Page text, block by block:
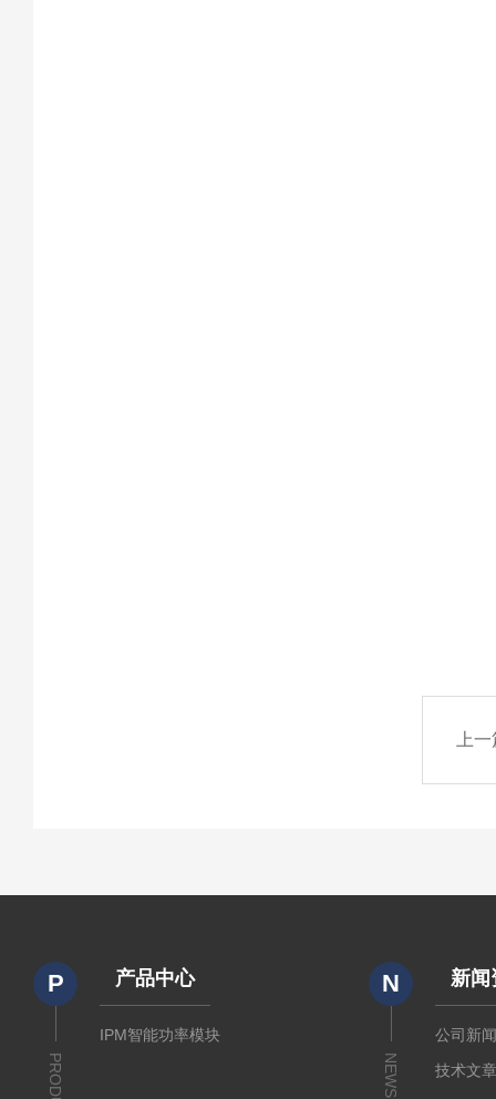
上
P 产品中心
IPM智能功率模块
N
NEWS
新闻
公司新
技术文